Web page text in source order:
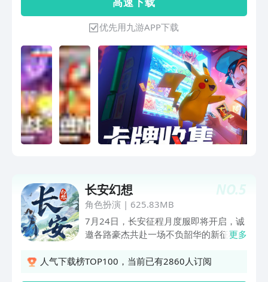
无论是复刻经典玩法的老粉，还是追求精
灵收集的新玩家，都能在这里开启专属大
师之路，快带上你的初始伙伴出发吧！
优先用九游APP下载
NO.5
长安幻想
角色扮演 | 625.83MB
7月24日，长安征程月度服即将开启，诚
邀各路豪杰共赴一场不负韶华的新征程！
摸鱼体验！ 【葫芦在手 一键捕捉】 开局
更多
人气下载榜TOP100，当前已有2860人订阅